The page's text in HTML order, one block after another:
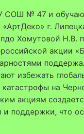
СОШ № 47 и
г.
Хомутовой Н.В.
акции
избежать
катастрофы на
акциям
поддержки, что